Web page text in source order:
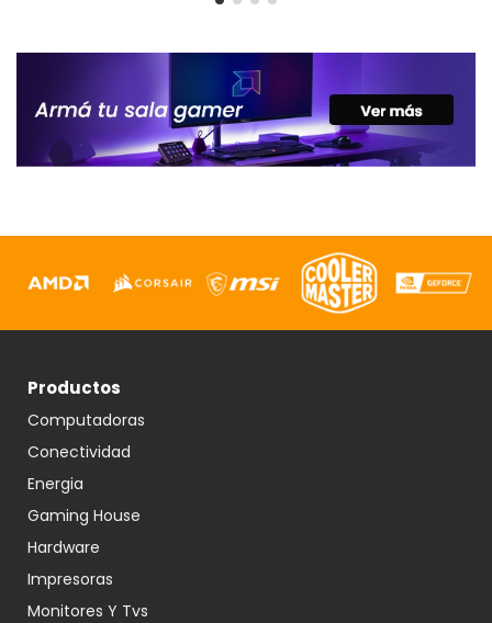
Productos
Computadoras
Conectividad
Energia
Gaming House
Hardware
Impresoras
Monitores Y Tvs